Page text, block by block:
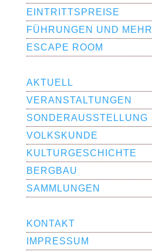
EINTRITTSPREISE
FÜHRUNGEN UND MEHR
ESCAPE ROOM
AKTUELL
VERAN­STAL­TUNGEN
SONDERAUS­­STELLUNG
VOLKSKUNDE
KULTURGE­SCHICHTE
BERGBAU
SAMMLUNGEN
KONTAKT
IMPRESSUM